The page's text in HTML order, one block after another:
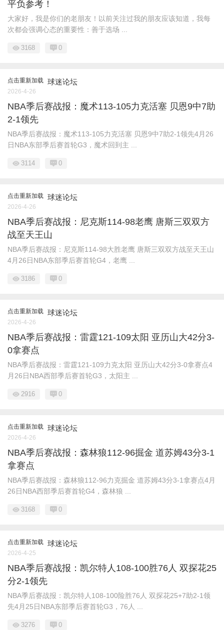
平负参考！
大家好，我是你们的老朋友！以前关注过我的朋友应该知道，我每
次都会强调心态的重要性：善于选场 ...
3168 0
点击重新加载 球迷论坛
2026-4-26
NBA季后赛战报：魔术113-105力克活塞 贝恩9中7助
2-1领先
NBA季后赛战报：魔术113-105力克活塞 贝恩9中7助2-1领先4月26
日NBA东部季后赛首轮G3，魔术回到主 ...
3114 0
点击重新加载 球迷论坛
2026-4-26
NBA季后赛战报：尼克斯114-98老鹰 唐斯三双双方
战至天王山
NBA季后赛战报：尼克斯114-98大胜老鹰 唐斯三双双方战至天王山
4月26日NBA东部季后赛首轮G4，老鹰 ...
3186 0
点击重新加载 球迷论坛
2026-4-26
NBA季后赛战报：雷霆121-109太阳 亚历山大42分3-
0拿赛点
NBA季后赛战报：雷霆121-109力克太阳 亚历山大42分3-0拿赛点4
月26日NBA西部季后赛首轮G3，太阳主 ...
2916 0
点击重新加载 球迷论坛
2026-4-26
NBA季后赛战报：森林狼112-96掘金 道苏姆43分3-1
拿赛点
NBA季后赛战报：森林狼112-96力克掘金 道苏姆43分3-1拿赛点4月
26日NBA西部季后赛首轮G4，森林狼 ...
3168 0
点击重新加载 球迷论坛
2026-4-25
NBA季后赛战报：凯尔特人108-100胜76人 双探花25
分2-1领先
NBA季后赛战报：凯尔特人108-100险胜76人 双探花25+7助2-1领
先4月25日NBA东部季后赛首轮G3，76人 ...
3276 0